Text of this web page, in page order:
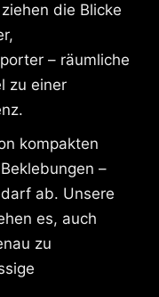
die Blicke
– räumliche
zu einer
kompakten
–
ab. Unsere
es, auch
zu